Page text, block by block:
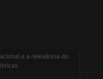
e a relevância do